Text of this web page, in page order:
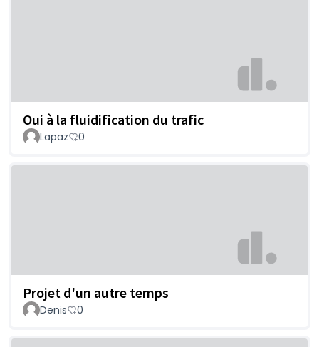
Oui à la fluidification du trafic
Lapaz 0
Projet d'un autre temps
Denis 0